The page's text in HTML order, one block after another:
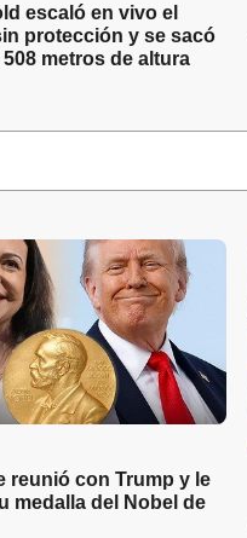
escaló en vivo el
protección y se sacó
metros de altura
reunió con Trump y le
medalla del Nobel de